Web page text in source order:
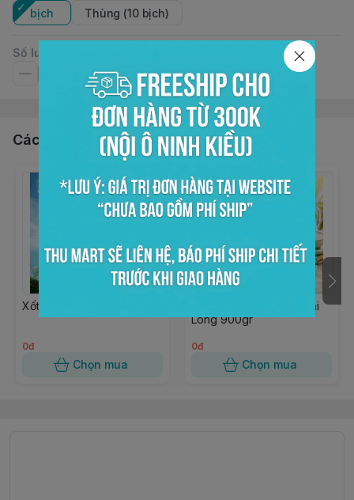
bịch
Thùng (10 bịch)
Số lượng
Các sản phẩm, dịch vụ khác
Xốt mãng cầu 850gr (wdf)
0đ
Chọn mua
Hạt nổ củ năng trắng Đại
Long 900gr
0đ
Chọn mua